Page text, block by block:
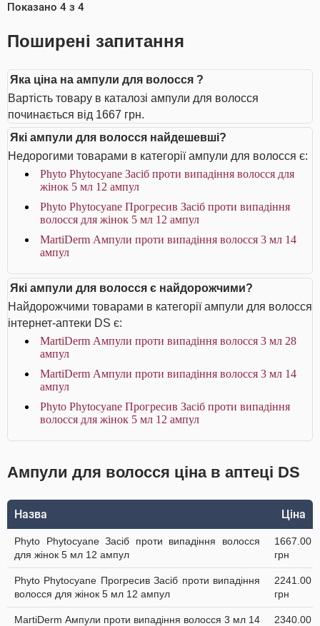
Показано 4 з 4
Поширені запитання
Яка ціна на ампули для волосся ?
Вартість товару в каталозі ампули для волосся
починається від 1667 грн.
Які ампули для волосся найдешевші?
Недорогими товарами в категорії ампули для волосся є:
Phyto Phytocyane Засіб проти випадіння волосся для
жінок 5 мл 12 ампул
Phyto Phytocyane Прогресив Засіб проти випадіння
волосся для жінок 5 мл 12 ампул
MartiDerm Ампули проти випадіння волосся 3 мл 14
ампул
Які ампули для волосся є найдорожчими?
Найдорожчими товарами в категорії ампули для волосся
інтернет-аптеки DS є:
MartiDerm Ампули проти випадіння волосся 3 мл 28
ампул
MartiDerm Ампули проти випадіння волосся 3 мл 14
ампул
Phyto Phytocyane Прогресив Засіб проти випадіння
волосся для жінок 5 мл 12 ампул
Ампули для волосся ціна в аптеці DS
Назва Ціна
Phyto Phytocyane Засіб проти випадіння волосся
для жінок 5 мл 12 ампул
1667.00
грн
Phyto Phytocyane Прогресив Засіб проти випадіння
волосся для жінок 5 мл 12 ампул
2241.00
грн
MartiDerm Ампули проти випадіння волосся 3 мл 14
2340.00